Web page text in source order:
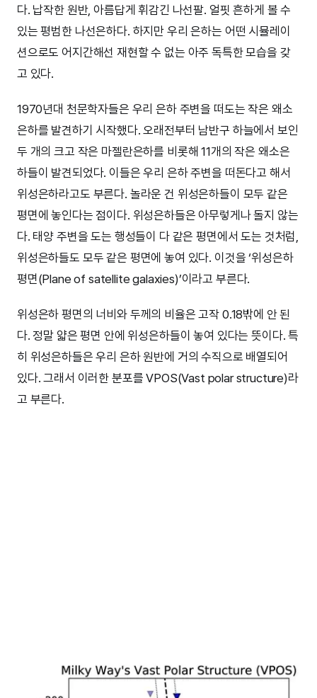
다. 납작한 원반, 아름답게 휘감긴 나선팔. 얼핏 흔하게 볼 수
있는 평범한 나선은하다. 하지만 우리 은하는 어떤 시뮬레이
션으로도 어지간해선 재현할 수 없는 아주 독특한 모습을 갖
고 있다.
1970년대 천문학자들은 우리 은하 주변을 떠도는 작은 왜소
은하를 발견하기 시작했다. 오래전부터 남반구 하늘에서 보인
두 개의 크고 작은 마젤란은하를 비롯해 11개의 작은 왜소은
하들이 발견되었다. 이들은 우리 은하 주변을 떠돈다고 해서
위성은하라고도 부른다. 놀라운 건 위성은하들이 모두 같은
평면에 놓인다는 점이다. 위성은하들은 아무렇게나 돌지 않는
다. 태양 주변을 도는 행성들이 다 같은 평면에서 도는 것처럼,
위성은하들도 모두 같은 평면에 놓여 있다. 이것을 ‘위성은하
평면(Plane of satellite galaxies)’이라고 부른다.
위성은하 평면의 너비와 두께의 비율은 고작 0.18밖에 안 된
다. 정말 얇은 평면 안에 위성은하들이 놓여 있다는 뜻이다. 특
히 위성은하들은 우리 은하 원반에 거의 수직으로 배열되어
있다. 그래서 이러한 분포를 VPOS(Vast polar structure)라
고 부른다.